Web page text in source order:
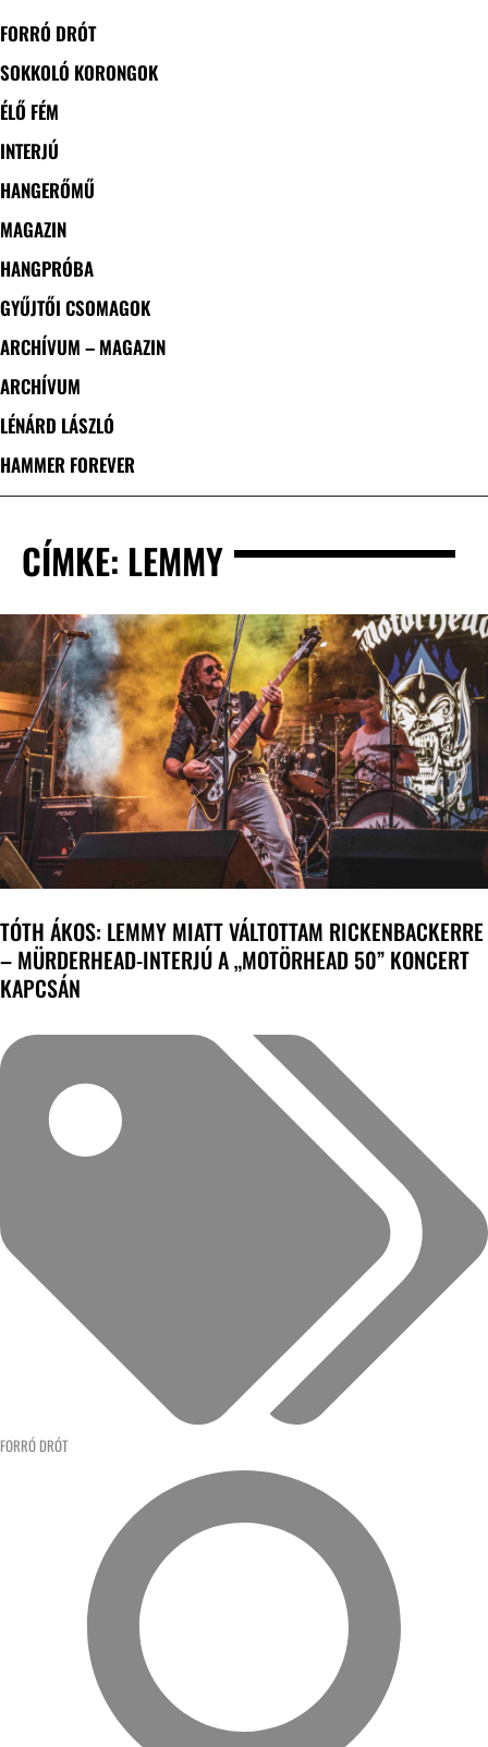
FORRÓ DRÓT
SOKKOLÓ KORONGOK
ÉLŐ FÉM
INTERJÚ
HANGERŐMŰ
MAGAZIN
HANGPRÓBA
GYŰJTŐI CSOMAGOK
ARCHÍVUM – MAGAZIN
ARCHÍVUM
LÉNÁRD LÁSZLÓ
HAMMER FOREVER
CÍMKE: LEMMY
TÓTH ÁKOS: LEMMY MIATT VÁLTOTTAM RICKENBACKERRE
– MÜRDERHEAD-INTERJÚ A „MOTÖRHEAD 50” KONCERT
KAPCSÁN
FORRÓ DRÓT